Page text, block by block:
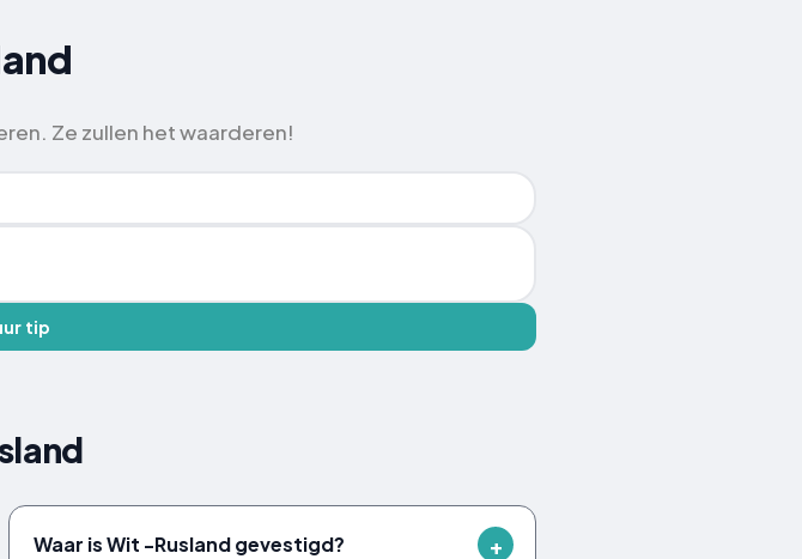
Ze zullen het waarderen!
tip
Waar is Wit -Rusland gevestigd?